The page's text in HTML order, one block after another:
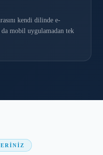
kendi dilinde e-
mobil uygulamadan tek